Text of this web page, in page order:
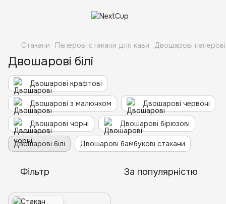
Стакани Паперові стакани для кави Двошарові
Двошарові білі
Двошарові крафтові
Двошарові з малюнком Двошарові червоні
Двошарові чорні Двошарові бірюзові
Двошарові білі Двошарові бамбукові стакани
Фільтр За популярністю